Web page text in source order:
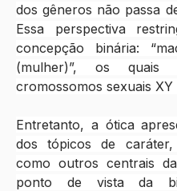
dos gêneros não passa
Essa perspectiva
concepção binária:
(mulher)”, os quais
cromossomos sexuais
Entretanto, a ótica
dos tópicos de
como outros centrais
ponto de vista da